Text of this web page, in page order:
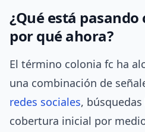
¿Qué está
por qué ahora?
El término colonia fc ha
una combinación de
redes sociales,
cobertura inicial por